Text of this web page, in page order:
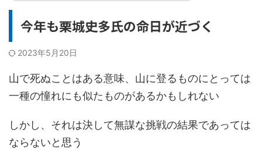
今年も栗城史多氏の命日が近づく
2023年5月20日
山で死ぬことはある意味、山に登るものにとっては
一種の憧れにも似たものがあるかもしれない
しかし、それは決して無謀な挑戦の結果であっては
ならないと思う